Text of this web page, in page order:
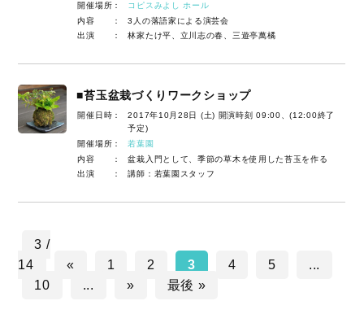
開催場所：
コピスみよし ホール
内容 ：
3人の落語家による演芸会
出演 ：
林家たけ平、立川志の春、三遊亭萬橘
■苔玉盆栽づくりワークショップ
開催日時：
2017年10月28日 (土) 開演時刻 09:00、(12:00終了
予定)
開催場所：
若葉園
内容 ：
盆栽入門として、季節の草木を使用した苔玉を作る
出演 ：
講師：若葉園スタッフ
3 /
14
« 1 2 3 4 5
...
10
... » 最後 »